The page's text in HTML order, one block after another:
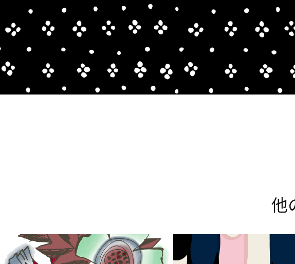
他